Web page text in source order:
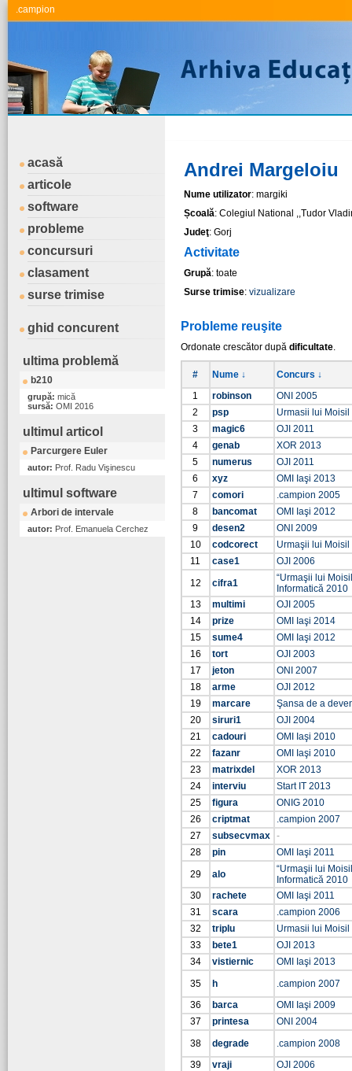
.campion
acasă
articole
software
probleme
concursuri
clasament
surse trimise
ghid concurent
ultima problemă
b210
grupă: mică
sursă: OMI 2016
ultimul articol
Parcurgere Euler
autor: Prof. Radu Vişinescu
ultimul software
Arbori de intervale
autor: Prof. Emanuela Cerchez
Andrei Margeloiu
Nume utilizator: margiki
Școală: Colegiul National ,,Tudor
Judeţ: Gorj
Activitate
Grupă: toate
Surse trimise: vizualizare
Probleme reuşite
Ordonate crescător după dificultate.
# Nume ↓
Concurs ↓
1
robinson
ONI 2005
2
psp
Urmasii lui Moisil
3
magic6
OJI 2011
4
genab
XOR 2013
5
numerus
OJI 2011
6
xyz
OMI Iaşi 2013
7
comori
.campion 2005
8
bancomat
OMI Iaşi 2012
9
desen2
ONI 2009
10
codcorect
Urmaşii lui Moisil
11
case1
OJI 2006
12
cifra1
“Urmaşii lui
Informatică 2010
13
multimi
OJI 2005
14
prize
OMI Iaşi 2014
15
sume4
OMI Iaşi 2012
16
tort
OJI 2003
17
jeton
ONI 2007
18
arme
OJI 2012
19
marcare
Şansa de a
20
siruri1
OJI 2004
21
cadouri
OMI Iaşi 2010
22
fazanr
OMI Iaşi 2010
23
matrixdel
XOR 2013
24
interviu
Start IT 2013
25
figura
ONIG 2010
26
criptmat
.campion 2007
27
subsecvmax -
28
pin
OMI Iaşi 2011
29
alo
“Urmaşii lui
Informatică 2010
30
rachete
OMI Iaşi 2011
31
scara
.campion 2006
32
triplu
Urmasii lui Moisil
33
bete1
OJI 2013
34
vistiernic
OMI Iaşi 2013
35
h
.campion 2007
36
barca
OMI Iaşi 2009
37
printesa
ONI 2004
38
degrade
.campion 2008
39
vraji
OJI 2006